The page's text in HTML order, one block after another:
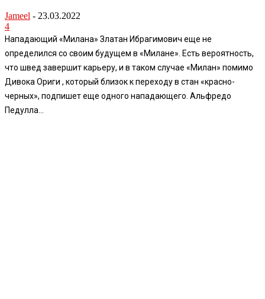
Jameel - 23.03.2022
4
Нападающий «Милана» Златан Ибрагимович еще не
определился со своим будущем в «Милане». Есть вероятность,
что швед завершит карьеру, и в таком случае «Милан» помимо
Дивока Ориги , который близок к переходу в стан «красно-
черных», подпишет еще одного нападающего. Альфредо
Педулла...